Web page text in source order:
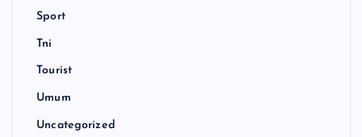
Sport
Tni
Tourist
Umum
Uncategorized